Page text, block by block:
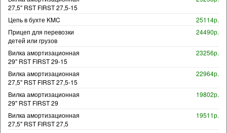
27,5" RST FIRST 27,5-15
Цепь в бухте KMC
25114р.
Прицеп для перевозки
детей или грузов
24490р.
Вилка амортизационная
29" RST FIRST 29-15
23256р.
Вилка амортизационная
27,5" RST FIRST 27,5-15
22964р.
Вилка амортизационная
29" RST FIRST 29
19802р.
Вилка амортизационная
27,5" RST FIRST 27,5
19511р.